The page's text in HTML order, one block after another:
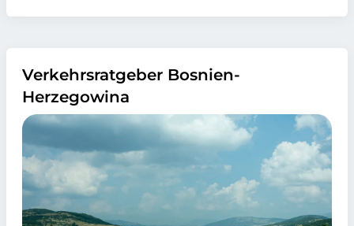
Verkehrsratgeber Bosnien-
Herzegowina